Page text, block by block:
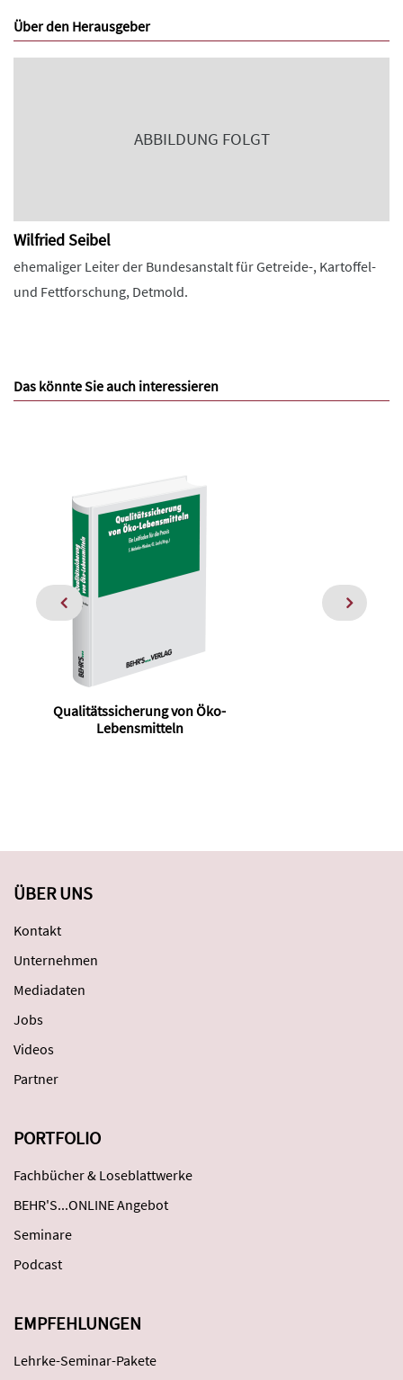
Über den Herausgeber
ABBILDUNG FOLGT
Wilfried Seibel
ehemaliger Leiter der Bundesanstalt für Getreide-, Kartoffel-
und Fettforschung, Detmold.
Das könnte Sie auch interessieren
Qualitätssicherung von Öko-
Lebensmitteln
ÜBER UNS
Kontakt
Unternehmen
Mediadaten
Jobs
Videos
Partner
PORTFOLIO
Fachbücher & Loseblattwerke
BEHR'S...ONLINE Angebot
Seminare
Podcast
EMPFEHLUNGEN
Lehrke-Seminar-Pakete